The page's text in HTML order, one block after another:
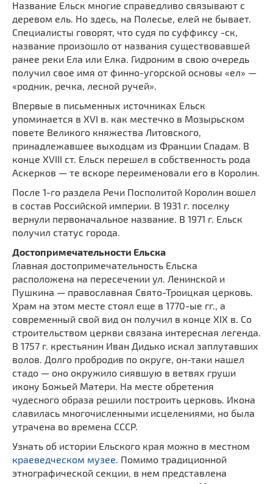
Название Ельск многие справедливо связывают с
деревом ель. Но здесь, на Полесье, елей не бывает.
Специалисты говорят, что судя по суффиксу -ск,
название произошло от названия существовавшей
ранее реки Ела или Елка. Гидроним в свою очередь
получил свое имя от финно-угорской основы «ел» —
«родник, речка, лесной ручей».
Впервые в письменных источниках Ельск
упоминается в XVI в. как местечко в Мозырьском
повете Великого княжества Литовского,
принадлежавшее выходцам из Франции Спадам. В
конце XVIII ст. Ельск перешел в собственность рода
Аскерков — те вскоре переименовали его в Королин.
После 1-го раздела Речи Посполитой Королин вошел
в состав Российской империи. В 1931 г. поселку
вернули первоначальное название. В 1971 г. Ельск
получил статус города.
Достопримечательности Ельска
Главная достопримечательность Ельска
расположена на пересечении ул. Ленинской и
Пушкина — православная Свято-Троицкая церковь.
Храм на этом месте стоял еще в 1770-ые гг., а
современный свой вид он получил в конце XIX в. Со
строительством церкви связана интересная легенда.
В 1757 г. крестьянин Иван Дидько искал заплутавших
волов. Долго пробродив по округе, он-таки нашел
стадо — оно окружило сиявшую в ветвях груши
икону Божьей Матери. На месте обретения
чудесного образа решили построить церковь. Икона
славилась многочисленными исцелениями, но была
утрачена во времена СССР.
Узнать об истории Ельского края можно в местном
краеведческом музее . Помимо традиционной
этнографической секции, в нем представлена